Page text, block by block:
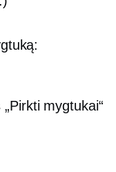
mygtukai“